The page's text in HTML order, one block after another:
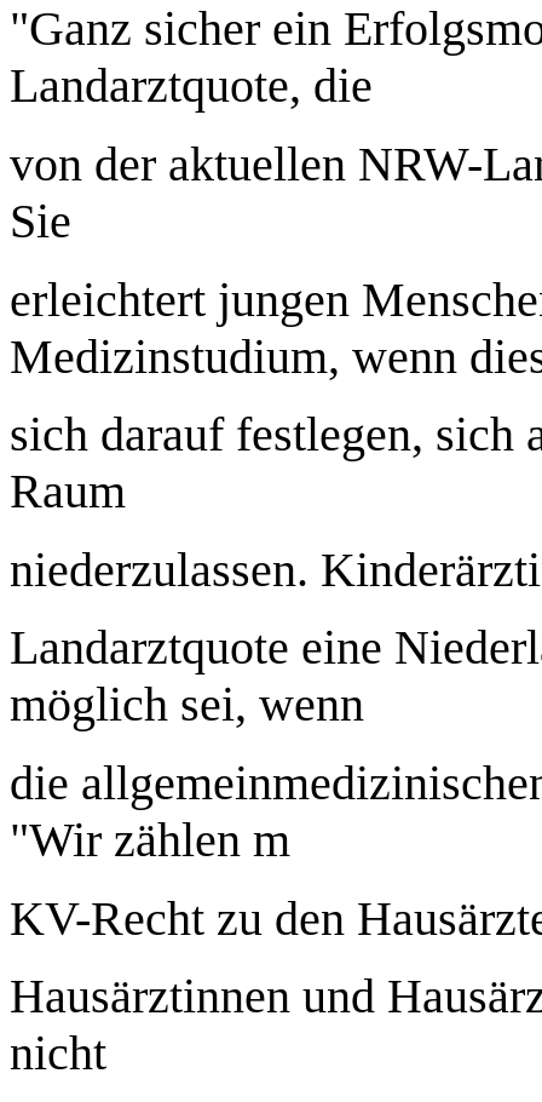
"Ganz sicher ein
Landarztquote, die
von der aktuellen NRW-
Sie
erleichtert jungen
Medizinstudium, wenn
sich darauf festlegen, sich
Raum
niederzulassen.
Landarztquote eine
möglich sei, wenn
die
"Wir zählen m
KV-Recht zu den
Hausärztinnen und
nicht